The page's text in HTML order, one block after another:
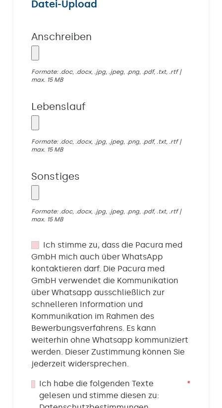
Datei-Upload
Anschreiben
Formate: .doc, .docx, .jpg, .jpeg, .png, .pdf, .txt, .rtf |
max. 15 MB
Lebenslauf
Formate: .doc, .docx, .jpg, .jpeg, .png, .pdf, .txt, .rtf |
max. 15 MB
Sonstiges
Formate: .doc, .docx, .jpg, .jpeg, .png, .pdf, .txt, .rtf |
max. 15 MB
Ich stimme zu, dass die Pacura med
GmbH mich auch über WhatsApp
kontaktieren darf. Die Pacura med
GmbH verwendet die Kommunikation
über Whatsapp ausschließlich zur
schnelleren Information und
Kommunikation im Rahmen des
Bewerbungsverfahrens. Es kann
weiterhin ohne Whatsapp kommuniziert
werden. Dieser Zustimmung können Sie
jederzeit widersprechen.
*
Ich habe die folgenden Texte
gelesen und stimme diesen zu: